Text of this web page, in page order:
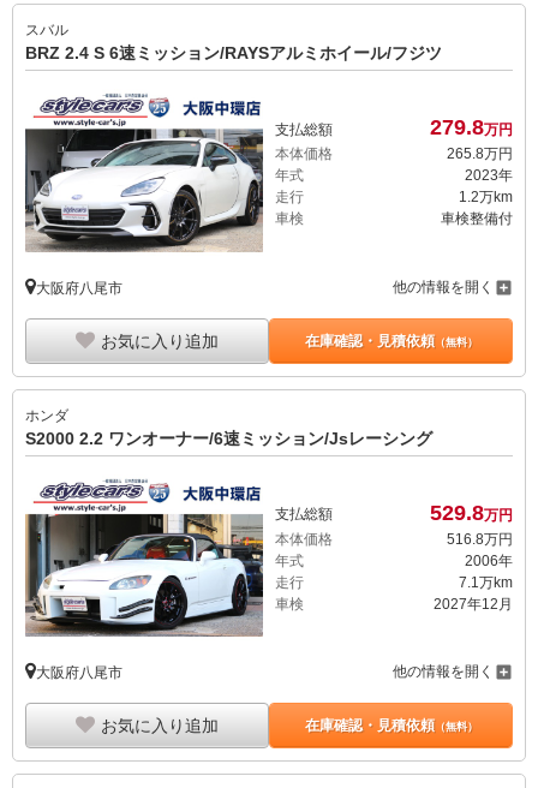
スバル
BRZ 2.4 S 6速ミッション/RAYSアルミホイール/フジツ
支払総額 279.8万円
本体価格
265.8万円
年式
2023年
走行
1.2万km
車検
車検整備付
大阪府八尾市 他の情報を開く
お気に入り追加 在庫確認・見積依頼（無料）
ホンダ
S2000 2.2 ワンオーナー/6速ミッション/Jsレーシング
支払総額 529.8万円
本体価格
516. 8万円
年式
2006年
走行
7.1万km
車検
2027年12月
大阪府八尾市 他の情報を開く
お気に入り追加 在庫確認・見積依頼（無料）